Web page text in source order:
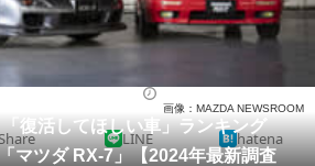
教育・育児
復活してほしい車」ランキング
マツダ RX-7」【2024年最新調査
画像：MAZDA NEWSROOM
LINE hatena